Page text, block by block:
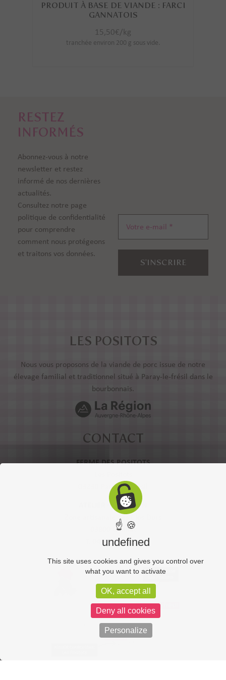
PRODUIT À BASE DE VIANDE : FARCI
GANNATOIS
15,50€/kg
tranchée environ 200 g sous vide.
RESTEZ
INFORMÉS
Abonnez-vous à notre
newsletter et restez
informé de nos dernières
actualités.
Consultez notre page
politique de confidentialité
pour comprendre
comment nous protégeons
et traitons vos données.
LES POSITOTS
Nous vous proposons de la viande de porc issue de notre
élevage familial et traditionnel situé à Paray-le-frésil dans le
bourbonnais.
CONTACT
FERME DES POSITOTS
03230 Paray-le-Frésil
ATELIER – MAGASIN
Zone artisanale des Clos Durs
03800 Gannat
T. 04 70 50 11 49
☝ 🍪
undefined
This site uses cookies and gives you control over
what you want to activate
OK, accept all
Deny all cookies
Personalize